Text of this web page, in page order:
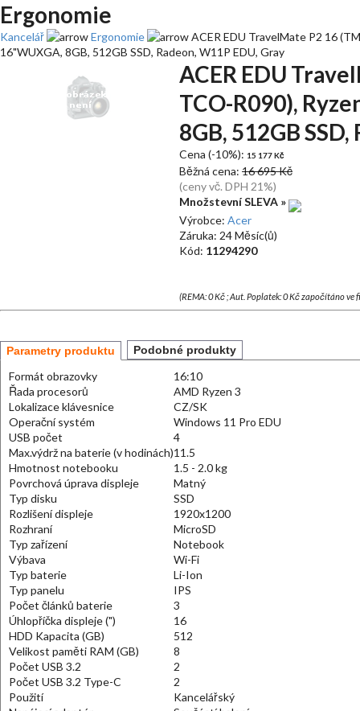
Ergonomie
Kancelář Ergonomie
ACER EDU TravelMate P2 16
16"WUXGA, 8GB, 512GB SSD, Radeon, W11P EDU, Gray
ACER EDU
TCO-R090),
8GB, 512GB
Cena (-10%): 15 177 Kč
Běžná cena: 16 695 Kč
(ceny vč. DPH 21%)
Množstevní SLEVA »
Výrobce: Acer
Záruka: 24 Měsíc(ů)
Kód: 11294290
(REMA: 0 Kč ; Aut. Poplatek: 0 Kč započítáno
Parametry produktu Podobné produkty
Formát obrazovky
16:10
Řada procesorů
AMD Ryzen 3
Lokalizace klávesnice
CZ/SK
Operační systém
Windows 11 Pro EDU
USB počet
4
Max.výdrž na baterie (v hodinách)11.5
Hmotnost notebooku
1.5 - 2.0 kg
Povrchová úprava displeje
Matný
Typ disku
SSD
Rozlišení displeje
1920x1200
Rozhraní
MicroSD
Typ zařízení
Notebook
Výbava
Wi-Fi
Typ baterie
Li-Ion
Typ panelu
IPS
Počet článků baterie
3
Úhlopříčka displeje (")
16
HDD Kapacita (GB)
512
Velikost paměti RAM (GB)
8
Počet USB 3.2
2
Počet USB 3.2 Type-C
2
Použití
Kancelářský